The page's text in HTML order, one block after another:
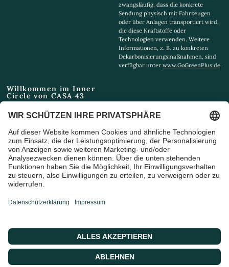
zwangsläufig, dass die konkrete
Sendung physisch mit Fahrzeugen
oder über Anlagen transportiert wird,
die diese Kraftstoffe oder
Technologien verwenden. Weitere
Informationen, z. B. zu konkreten
Dekarbonisierungsmaßnahmen, sind
verfügbar unter www.GoGreenPlus.de.
Willkommen im Inner
Circle von CASA 43
Email
Ich bin damit einverstanden,
Marketing-E-Mails und
Sonderangebote zu erhalten
© 2026 CASA 43 Concept, Powered by shopify